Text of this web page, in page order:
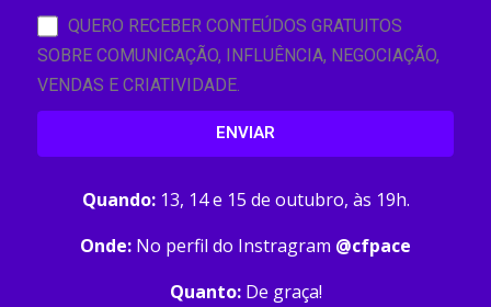
QUERO RECEBER CONTEÚDOS GRATUITOS
SOBRE COMUNICAÇÃO, INFLUÊNCIA, NEGOCIAÇÃO,
VENDAS E CRIATIVIDADE.
ENVIAR
Quando:13, 14 e 15 de outubro, às 19h.
Onde: No perfil do Instragram @cfpace
Quanto:De graça!